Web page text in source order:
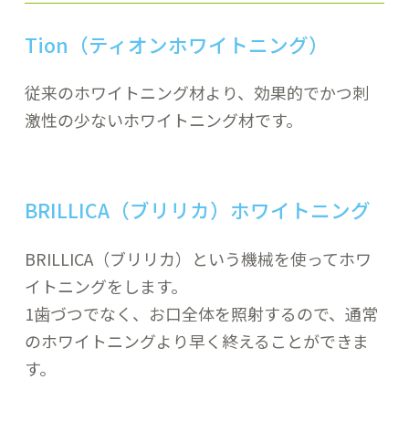
Tion（ティオンホワイトニング）
従来のホワイトニング材より、効果的でかつ刺
激性の少ないホワイトニング材です。
BRILLICA（ブリリカ）ホワイトニング
BRILLICA（ブリリカ）という機械を使ってホワ
イトニングをします。
1歯づつでなく、お口全体を照射するので、通常
のホワイトニングより早く終えることができま
す。